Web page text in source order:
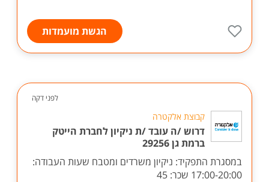
הגשת מועמדות
לפני דקה
קבוצת אלקטרה
דרוש /ה עובד /ת ניקיון לחברת הייטק
ברמת גן 29256
במסגרת התפקיד: ניקיון משרדים ומטבח שעות העבודה:
17:00-20:00 שכר: 45